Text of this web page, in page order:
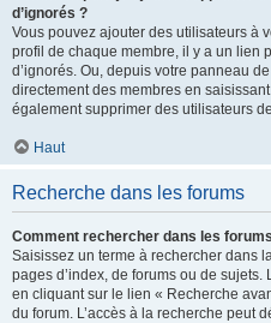
d’ignorés ?
Vous pouvez ajouter des utilisateurs à
profil de chaque membre, il y a un lien
d’ignorés. Ou, depuis votre panneau
directement des membres en
également supprimer des utilisateurs
Haut
Recherche dans les forums
Comment rechercher dans les
Saisissez un terme à rechercher dans
pages d’index, de forums ou de
en cliquant sur le lien « Recherche
du forum. L’accès à la recherche peut